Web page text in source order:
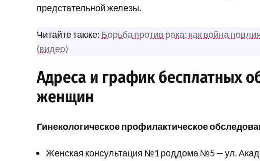
предстательной железы.
Читайте также: Борьба против рака: как война
(видео)
Адреса и график бесплатных
женщин
Гинекологическое профилактическое
Женская консультация №1 роддома №5 — ул.